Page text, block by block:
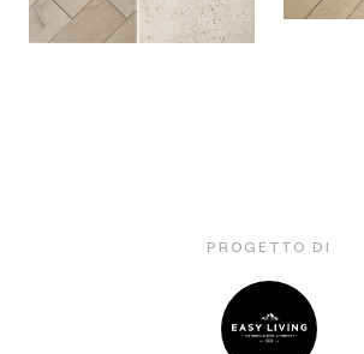
PROGETTO DI